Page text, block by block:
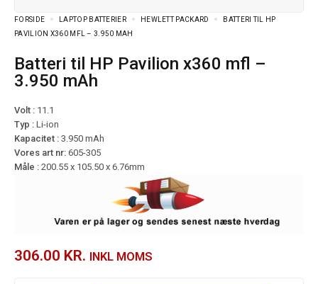
FORSIDE LAPTOP BATTERIER HEWLETT PACKARD
BATTERI TIL HP
PAVILION X360 MFL – 3.950 MAH
Batteri til HP Pavilion x360 mfl –
3.950 mAh
Volt : 11.1
Typ : Li-ion
Kapacitet : 3.950 mAh
Vores art nr: 605-305
Måle : 200.55 x 105.50 x 6.76mm
306.00 KR. INKL MOMS